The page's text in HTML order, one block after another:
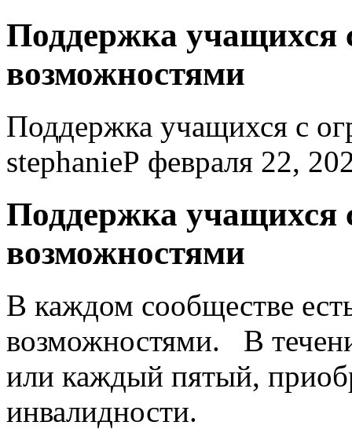
Поддержка учащихся
возможностями
Поддержка учащихся с
stephanieP февраля 22,
Поддержка учащихся
возможностями
В каждом сообществе
возможностями. В
или каждый пятый,
инвалидности.